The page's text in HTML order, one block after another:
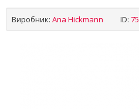
Виробник: Ana Hickmann ID: